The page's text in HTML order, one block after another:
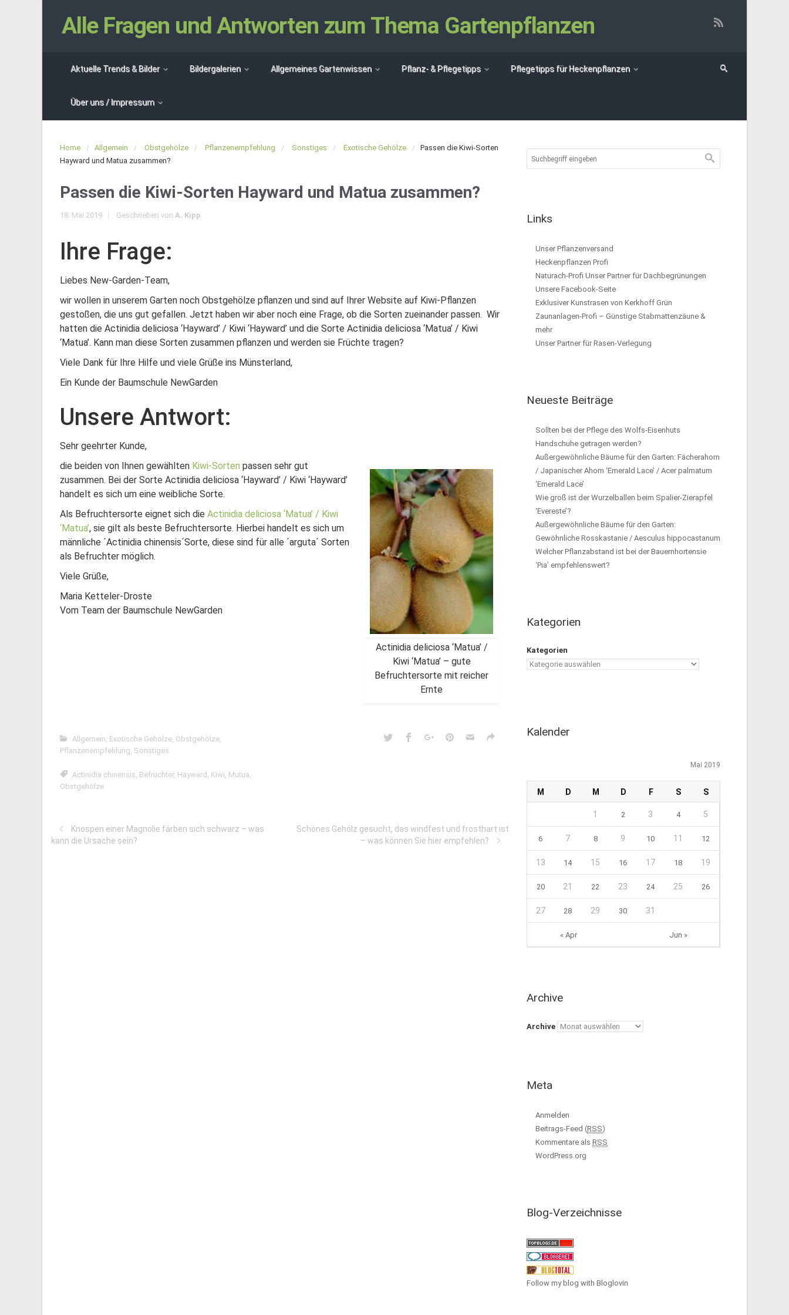
Alle Fragen und Antworten zum Thema Gartenpflanzen
Aktuelle Trends & Bilder Bildergalerien Allgemeines Gartenwissen Pflanz- & Pflegetipps Pflegetipps für Heckenpflanzen
Über uns / Impressum
Home Allgemein Obstgehölze Pflanzenempfehlung Sonstiges Exotische Gehölze
Passen die Kiwi-Sorten
Hayward und Matua zusammen?
Passen die Kiwi-Sorten Hayward und Matua zusammen?
18. Mai 2019 Geschrieben von A. Kipp
Ihre Frage:
Liebes New-Garden-Team,
wir wollen in unserem Garten noch Obstgehölze pflanzen und sind auf Ihrer Website auf Kiwi-Pflanzen
gestoßen, die uns gut gefallen. Jetzt haben wir aber noch eine Frage, ob die Sorten zueinander passen. Wir
hatten die Actinidia deliciosa ‘Hayward’ / Kiwi ‘Hayward’ und die Sorte Actinidia deliciosa ‘Matua’ / Kiwi
‘Matua’. Kann man diese Sorten zusammen pflanzen und werden sie Früchte tragen?
Viele Dank für Ihre Hilfe und viele Grüße ins Münsterland,
Ein Kunde der Baumschule NewGarden
Unsere Antwort:
Sehr geehrter Kunde,
Actinidia deliciosa ‘Matua’ /
Kiwi ‘Matua’ – gute
Befruchtersorte mit reicher
Ernte
die beiden von Ihnen gewählten Kiwi-Sorten passen sehr gut
zusammen. Bei der Sorte Actinidia deliciosa ‘Hayward’ / Kiwi ‘Hayward’
handelt es sich um eine weibliche Sorte.
Als Befruchtersorte eignet sich die Actinidia deliciosa ‘Matua’ / Kiwi
‘Matua’, sie gilt als beste Befruchtersorte. Hierbei handelt es sich um
männliche ´Actinidia chinensis´Sorte, diese sind für alle ´arguta´ Sorten
als Befruchter möglich.
Viele Grüße,
Maria Ketteler-Droste
Vom Team der Baumschule NewGarden
Allgemein, Exotische Gehölze, Obstgehölze,
Pflanzenempfehlung, Sonstiges
Actinidia chinensis, Befruchter, Hayward , Kiwi, Mutua,
Obstgehölze
Knospen einer Magnolie färben sich schwarz – was
kann die Ursache sein?
Schönes Gehölz gesucht, das windfest und frosthart ist
– was können Sie hier empfehlen?
Links
Unser Pflanzenversand
Heckenpflanzen Profi
Naturach-Profi Unser Partner für Dachbegrünungen
Unsere Facebook-Seite
Exklusiver Kunstrasen von Kerkhoff Grün
Zaunanlagen-Profi – Günstige Stabmattenzäune &
mehr
Unser Partner für Rasen-Verlegung
Neueste Beiträge
Sollten bei der Pflege des Wolfs-Eisenhuts
Handschuhe getragen werden?
Außergewöhnliche Bäume für den Garten: Fächerahorn
/ Japanischer Ahorn ‘Emerald Lace’ / Acer palmatum
‘Emerald Lace’
Wie groß ist der Wurzelballen beim Spalier-Zierapfel
‘Evereste’?
Außergewöhnliche Bäume für den Garten:
Gewöhnliche Rosskastanie / Aesculus hippocastanum
Welcher Pflanzabstand ist bei der Bauernhortensie
‘Pia’ empfehlenswert?
Kategorien
Kategorien
Kalender
Mai 2019
M D M D F S S
« Apr Jun »
1 2 3 4 5
6 7 8 9 10 11 12
13 14 15 16 17 18 19
20 21 22 23 24 25 26
27 28 29 30 31
Archive
Archive
Meta
Anmelden
Beitrags-Feed (RSS)
Kommentare als RSS
WordPress.org
Blog-Verzeichnisse
Follow my blog with Bloglovin